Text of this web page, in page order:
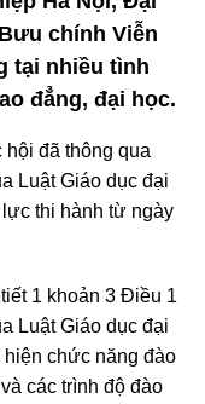
chính Viễn
tại nhiều tình
đẳng, đại học.
đã thông qua
Luật Giáo dục đại
thi hành từ ngày
1 khoản 3 Điều 1
Luật Giáo dục đại
chức năng đào
các trình độ đào